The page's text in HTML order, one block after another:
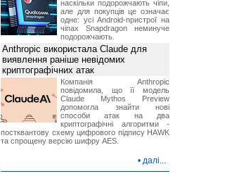
наскільки подорожчають чіпи,
але для покупців це означає
одне: усі Android-пристрої на
чіпах Snapdragon неминуче
подорожчають.
Anthropic використала Claude для
виявлення раніше невідомих
криптографічних атак
Компанія Anthropic
повідомила, що її модель
Claude Mythos Preview
допомогла знайти нові
способи атак на два
криптографічні алгоритми -
постквантову схему цифрового підпису HAWK
та спрощену версію шифру AES.
• далі...